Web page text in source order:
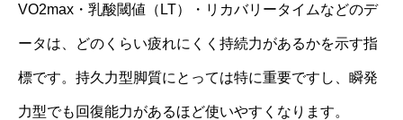
VO2max・乳酸閾値（LT）・リカバリータイムなどのデ
ータは、どのくらい疲れにくく持続力があるかを示す指
標です。持久力型脚質にとっては特に重要ですし、瞬発
力型でも回復能力があるほど使いやすくなります。